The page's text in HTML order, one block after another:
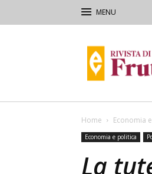
di
Frutticoltura
Home Economia
Economia e politica
La